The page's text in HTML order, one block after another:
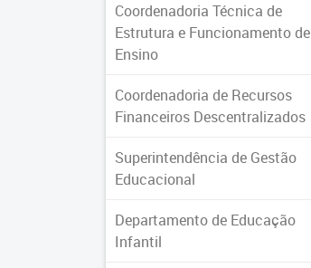
Coordenadoria Técnica de
Estrutura e Funcionamento de
Ensino
Coordenadoria de Recursos
Financeiros Descentralizados
Superintendência de Gestão
Educacional
Departamento de Educação
Infantil